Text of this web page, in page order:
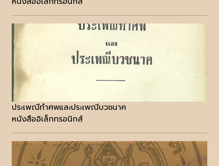
ประเพณีทำศพและประเพณีบวชนาค
หนังสืออิเล็กทรอนิกส์